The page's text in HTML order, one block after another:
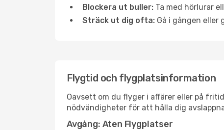
Blockera ut buller: Ta med hörlurar
Sträck ut dig ofta: Gå i gången
Flygtid och flygplatsinformation
Oavsett om du flyger i affärer eller på
nödvändigheter för att hålla dig
Avgång: Aten Flygplatser